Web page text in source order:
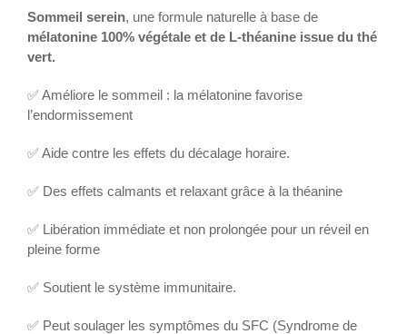
Sommeil serein, une formule naturelle à base de
mélatonine 100% végétale et de L-théanine issue du thé
vert.
✅ Améliore le sommeil : la mélatonine favorise
l’endormissement
✅ Aide contre les effets du décalage horaire.
✅ Des effets calmants et relaxant grâce à la théanine
✅ Libération immédiate et non prolongée pour un réveil en
pleine forme
✅ Soutient le système immunitaire.
✅ Peut soulager les symptômes du SFC (Syndrome de